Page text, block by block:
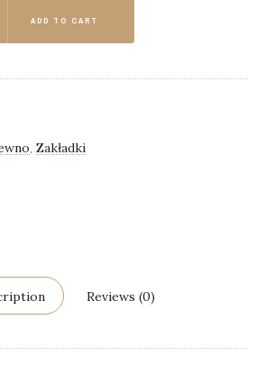
ADD TO CART
Zakładki
Reviews (0)